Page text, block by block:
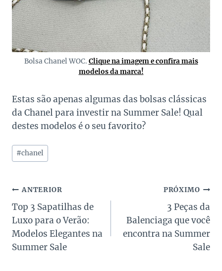
Bolsa Chanel WOC. Clique na imagem e confira mais
modelos da marca!
Estas são apenas algumas das bolsas clássicas
da Chanel para investir na Summer Sale! Qual
destes modelos é o seu favorito?
Tags
do
#chanel
Navegação
de
Post
ANTERIOR
Top 3 Sapatilhas de
Luxo para o Verão:
Modelos Elegantes na
Summer Sale
PRÓXIMO
3 Peças da
Balenciaga que você
encontra na Summer
Sale